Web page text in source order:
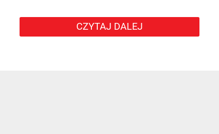
CZYTAJ DALEJ